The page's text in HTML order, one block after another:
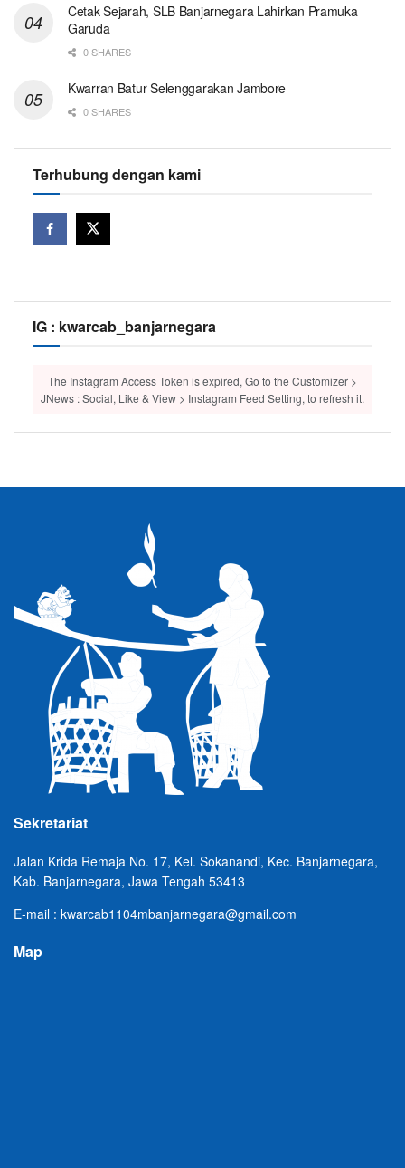
Cetak Sejarah, SLB Banjarnegara Lahirkan Pramuka
Garuda
0 SHARES
Kwarran Batur Selenggarakan Jambore
0 SHARES
Terhubung dengan kami
IG : kwarcab_banjarnegara
The Instagram Access Token is expired, Go to the Customizer >
JNews : Social, Like & View > Instagram Feed Setting, to refresh it.
Sekretariat
Jalan Krida Remaja No. 17, Kel. Sokanandi, Kec. Banjarnegara,
Kab. Banjarnegara, Jawa Tengah 53413
E-mail : kwarcab1104mbanjarnegara@gmail.com
Map